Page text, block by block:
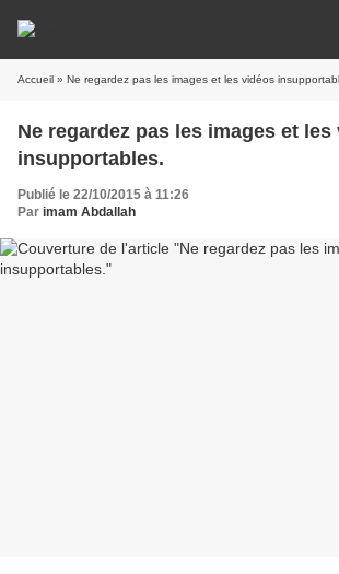
Accueil » Ne regardez pas les images et les vidéos
Ne regardez pas les images et les
insupportables.
Publié le 22/10/2015 à 11:26
Par imam Abdallah